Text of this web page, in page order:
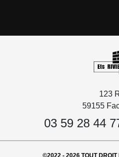
123
59155
03 59 28 44